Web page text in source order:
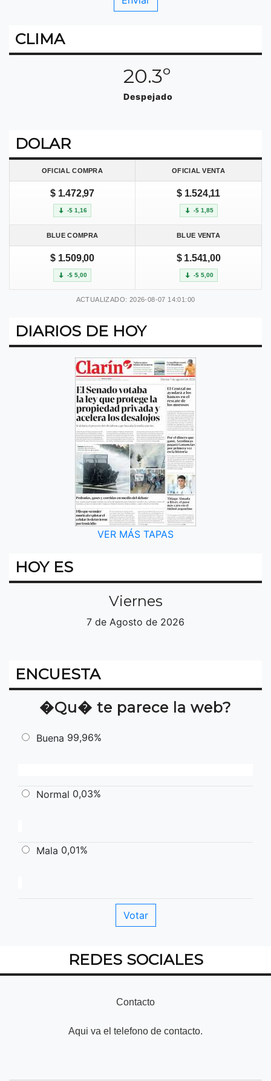
CLIMA
20.3º
Despejado
DOLAR
OFICIAL COMPRA OFICIAL VENTA
$ 1.472,97
-$ 1,16
$ 1.524,11
-$ 1,85
BLUE COMPRA BLUE VENTA
$ 1.509,00
-$ 5,00
$ 1.541,00
-$ 5,00
ACTUALIZADO: 2026-08-07 14:01:00
DIARIOS DE HOY
VER MÁS TAPAS
HOY ES
Viernes
7 de Agosto de 2026
ENCUESTA
�Qu� te parece la web?
Buena 99,96%
Normal 0,03%
Mala 0,01%
REDES SOCIALES
Contacto
Aqui va el telefono de contacto.